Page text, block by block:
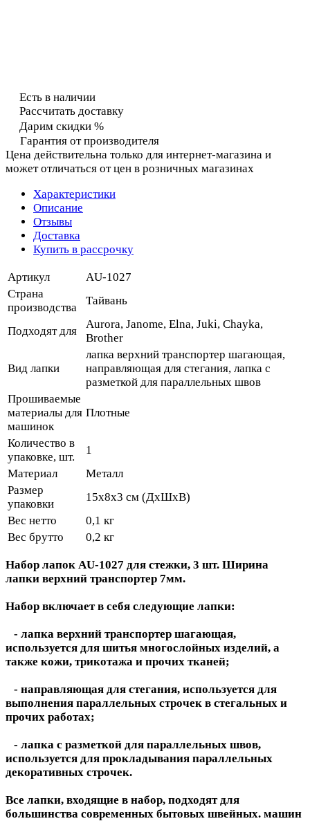
Есть в наличии
Рассчитать доставку
Дарим скидки %
Гарантия от производителя
Цена действительна только для интернет-магазина и
может отличаться от цен в розничных магазинах
Характеристики
Описание
Отзывы
Доставка
Купить в рассрочку
Артикул
AU-1027
Страна
производства
Тайвань
Подходят для
Aurora, Janome, Elna, Juki, Chayka,
Brother
Вид лапки
лапка верхний транспортер шагающая,
направляющая для стегания, лапка с
разметкой для параллельных швов
Прошиваемые
материалы для
машинок
Плотные
Количество в
упаковке, шт.
1
Материал
Металл
Размер
упаковки
15х8х3 см (ДхШхВ)
Вес нетто
0,1 кг
Вес брутто
0,2 кг
Набор лапок AU-1027 для стежки, 3 шт. Ширина
лапки верхний транспортер 7мм.
Набор включает в себя следующие лапки:
- лапка верхний транспортер шагающая,
используется для шитья многослойных изделий, а
также кожи, трикотажа и прочих тканей;
- направляющая для стегания, используется для
выполнения параллельных строчек в стегальных и
прочих работах;
- лапка с разметкой для параллельных швов,
используется для прокладывания параллельных
декоративных строчек.
Все лапки, входящие в набор, подходят для
большинства современных бытовых швейных. машин